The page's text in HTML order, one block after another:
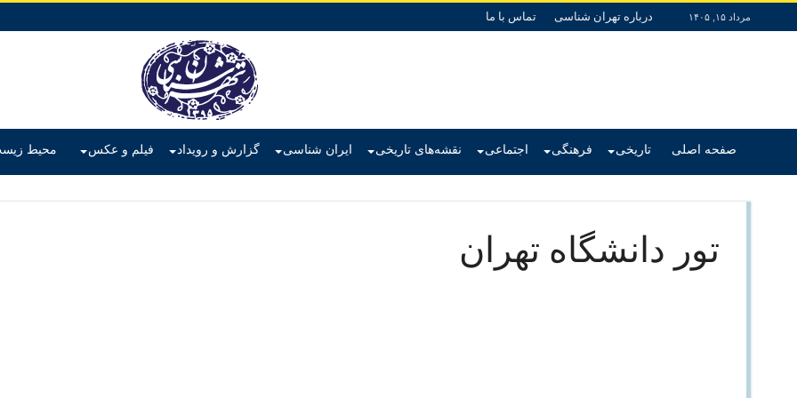
مرداد ۱۵, ۱۴۰۵ درباره تهران شناسی تماس با ما
صفحه اصلی تاریخی فرهنگی اجتماعی نقشه‌های تاریخی ایران شناسی گزارش و رویداد فیلم و عکس محیط
تور دانشگاه تهران